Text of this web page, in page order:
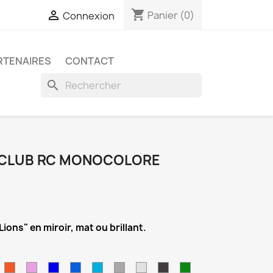
 Connexion shopping_cart Panier (0)
CONTACT
search
RC MONOCOLORE
en miroir, mat ou brillant.